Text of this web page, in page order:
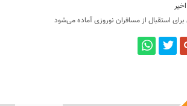
استقبال از مسافران نوروزی آماده می‌شود